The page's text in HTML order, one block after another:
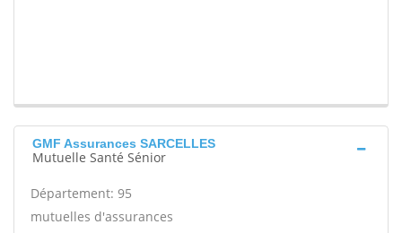
GMF Assurances SARCELLES
Mutuelle Santé Sénior
Département: 95
mutuelles d'assurances